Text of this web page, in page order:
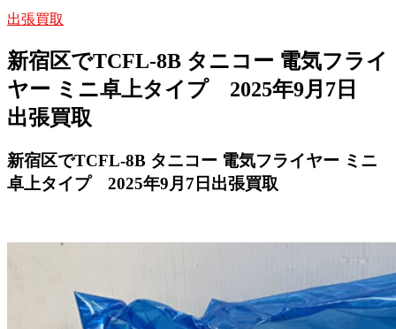
出張買取
新宿区でTCFL-8B タニコー 電気フライ
ヤー ミニ卓上タイプ 2025年9月7日
出張買取
新宿区でTCFL-8B タニコー 電気フライヤー ミニ
卓上タイプ 2025年9月7日出張買取